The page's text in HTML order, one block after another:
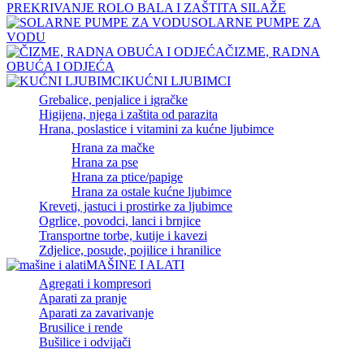
PREKRIVANJE ROLO BALA I ZAŠTITA SILAŽE
SOLARNE PUMPE ZA
VODU
ČIZME, RADNA
OBUĆA I ODJEĆA
KUĆNI LJUBIMCI
Grebalice, penjalice i igračke
Higijena, njega i zaštita od parazita
Hrana, poslastice i vitamini za kućne ljubimce
Hrana za mačke
Hrana za pse
Hrana za ptice/papige
Hrana za ostale kućne ljubimce
Kreveti, jastuci i prostirke za ljubimce
Ogrlice, povodci, lanci i brnjice
Transportne torbe, kutije i kavezi
Zdjelice, posude, pojilice i hranilice
MAŠINE I ALATI
Agregati i kompresori
Aparati za pranje
Aparati za zavarivanje
Brusilice i rende
Bušilice i odvijači